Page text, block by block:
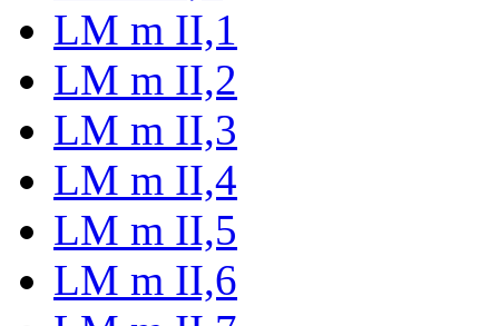
LM m II,1
LM m II,2
LM m II,3
LM m II,4
LM m II,5
LM m II,6